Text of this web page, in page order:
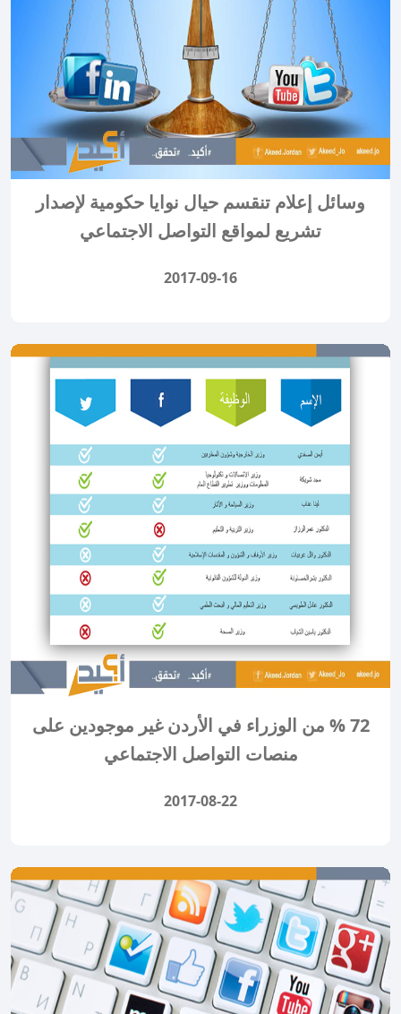
وسائل إعلام تنقسم حيال نوايا حكومية لإصدار
تشريع لمواقع التواصل الاجتماعي
2017-09-16
72 % من الوزراء في الأردن غير موجودين على
منصات التواصل الاجتماعي
2017-08-22